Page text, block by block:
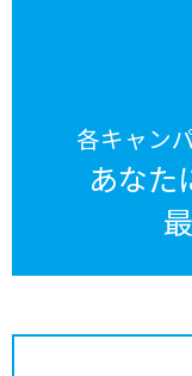
各キャン
あなた